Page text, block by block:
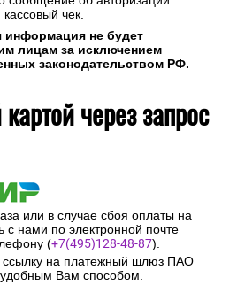
чек.
информация не будет
лицам за исключением
законодательством РФ.
через запрос
или в случае сбоя оплаты на
с нами по электронной почте
(+7(495)128-48-87).
ссылку на платежный шлюз ПАО
Вам способом.